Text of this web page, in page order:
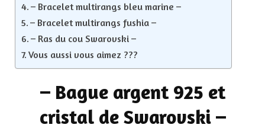
– Bracelet multirangs bleu marine –
– Bracelet multirangs fushia –
– Ras du cou Swarovski –
Vous aussi vous aimez ???
– Bague argent 925 et
cristal de Swarovski–